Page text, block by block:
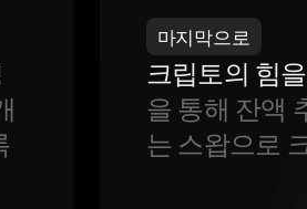
마지막으로
크립토의 힘
을 통해 잔액
는 스왑으로